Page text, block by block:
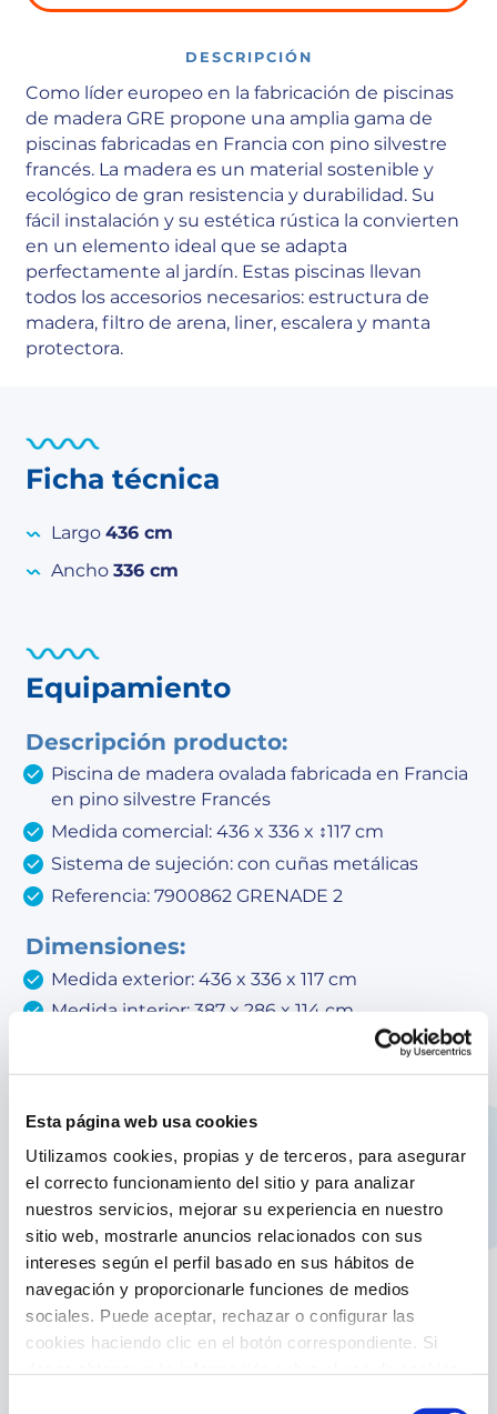
Esta página web usa cookies
Utilizamos cookies, propias y de terceros, para asegurar
el correcto funcionamiento del sitio y para analizar
nuestros servicios, mejorar su experiencia en nuestro
sitio web, mostrarle anuncios relacionados con sus
intereses según el perfil basado en sus hábitos de
navegación y proporcionarle funciones de medios
sociales. Puede aceptar, rechazar o configurar las
cookies haciendo clic en el botón correspondiente. Si
DESCRIPCIÓN
Como líder europeo en la fabricación de piscinas
de madera GRE propone una amplia gama de
piscinas fabricadas en Francia con pino silvestre
francés. La madera es un material sostenible y
ecológico de gran resistencia y durabilidad. Su
fácil instalación y su estética rústica la convierten
en un elemento ideal que se adapta
perfectamente al jardín. Estas piscinas llevan
todos los accesorios necesarios: estructura de
madera, filtro de arena, liner, escalera y manta
protectora.
Ficha técnica
Largo436 cm
Ancho336 cm
Equipamiento
Descripción producto:
Piscina de madera ovalada fabricada en Francia
en pino silvestre Francés
Medida comercial: 436 x 336 x ↕117 cm
Sistema de sujeción: con cuñas metálicas
Referencia: 7900862 GRENADE 2
Dimensiones:
Medida exterior: 436 x 336 x 117 cm
Medida interior: 387 x 286 x 114 cm
Liner de PVC azul con tratamiento anti-UV -
espesor del liner: 60/100
Depuradora de arena con un caudal de 4 m³/h
(sin prefiltro). Incluye la arena sílex (±20 kg)
Escalera exterior de madera y escalera interior
de acero inoxidable
Protectores de fondo y pared
Estructura de pino silvestre francés y autoclave
clase IV. Certificado PEFC